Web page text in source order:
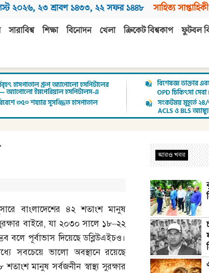
২০২৬, ২৩ শ্রাবণ ১৪৩৩, ২২ সফর ১৪৪৮ সাহিত্য সাপ্তাহিকী
সারাবিশ্ব শিক্ষা বিনোদন খেলা ক্রিকেট বিশ্বকাপ ফুটবল
বাংলাদেশের ৪২ শতাংশ মানুষ
বাইরে,যা ২০৩০ সালে ১৮–২২
বলে পূর্বাভাস দিয়েছে ডব্লিউএইচও।
সবচেয়ে ভালো অবস্থানে রয়েছে
মানুষ সর্বজনীন স্বাস্থ্য সুরক্ষার
আরও খবর